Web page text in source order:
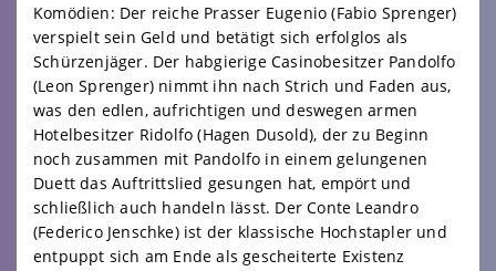
Komödien: Der reiche Prasser Eugenio (Fabio Sprenger)
verspielt sein Geld und betätigt sich erfolglos als
Schürzenjäger. Der habgierige Casinobesitzer Pandolfo
(Leon Sprenger) nimmt ihn nach Strich und Faden aus,
was den edlen, aufrichtigen und deswegen armen
Hotelbesitzer Ridolfo (Hagen Dusold), der zu Beginn
noch zusammen mit Pandolfo in einem gelungenen
Duett das Auftrittslied gesungen hat, empört und
schließlich auch handeln lässt. Der Conte Leandro
(Federico Jenschke) ist der klassische Hochstapler und
entpuppt sich am Ende als gescheiterte Existenz